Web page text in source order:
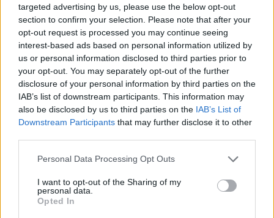
targeted advertising by us, please use the below opt-out
section to confirm your selection. Please note that after your
opt-out request is processed you may continue seeing
interest-based ads based on personal information utilized by
us or personal information disclosed to third parties prior to
your opt-out. You may separately opt-out of the further
disclosure of your personal information by third parties on the
IAB’s list of downstream participants. This information may
also be disclosed by us to third parties on the IAB’s List of
Downstream Participants that may further disclose it to other
Personal Data Processing Opt Outs
I want to opt-out of the Sharing of my
personal data.
Opted In
Octubre 4, 2025
Doble vara para todos